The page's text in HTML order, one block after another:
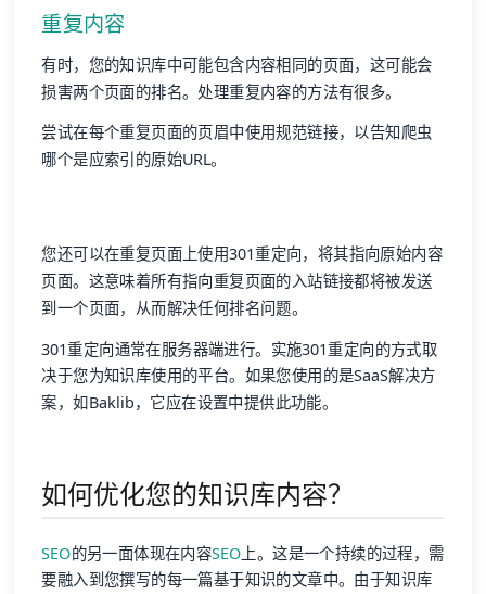
重复内容
有时，您的知识库中可能包含内容相同的页面，这可能会
损害两个页面的排名。处理重复内容的方法有很多。
尝试在每个重复页面的页眉中使用规范链接，以告知爬虫
哪个是应索引的原始URL。
您还可以在重复页面上使用301重定向，将其指向原始内容
页面。这意味着所有指向重复页面的入站链接都将被发送
到一个页面，从而解决任何排名问题。
301重定向通常在服务器端进行。实施301重定向的方式取
决于您为知识库使用的平台。如果您使用的是SaaS解决方
案，如Baklib，它应在设置中提供此功能。
如何优化您的知识库内容？
SEO的另一面体现在内容SEO 上。这是一个持续的过程，需
要融入到您撰写的每一篇基于知识的文章中。由于知识库